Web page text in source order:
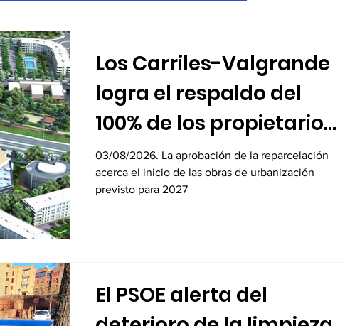
Los Carriles-Valgrande
logra el respaldo del
100% de los propietarios
para sus 8.600 viviendas
03/08/2026. La aprobación de la reparcelación
acerca el inicio de las obras de urbanización
previsto para 2027
El PSOE alerta del